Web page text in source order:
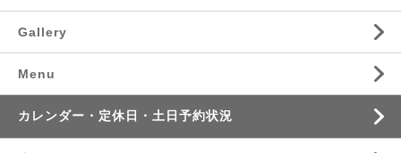
Gallery
Menu
カレンダー・定休日・土日予約状況